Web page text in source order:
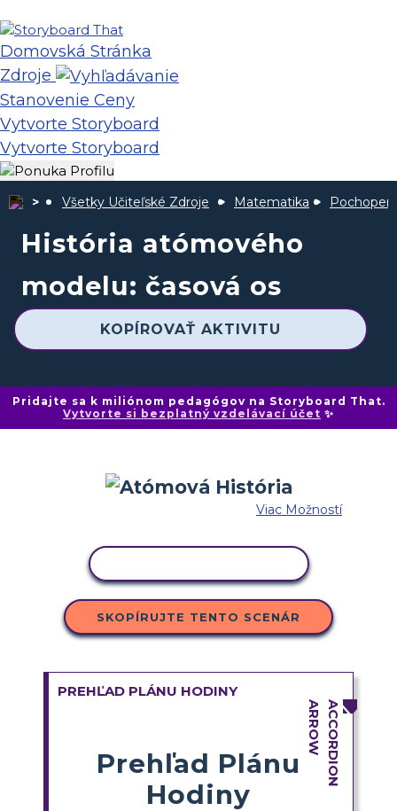
Domovská Stránka
Zdroje
Stanovenie Ceny
Vytvorte Storyboard
Vytvorte Storyboard
Všetky Učiteľské Zdroje Matematika
História atómového
modelu: časová os
KOPÍROVAŤ AKTIVITU
Pridajte sa k miliónom pedagógov na Storyboard That.
Vytvorte si bezplatný vzdelávací účet ✨
Viac Možností
SKOPÍRUJTE TENTO SCENÁR
PREHĽAD PLÁNU HODINY
Prehľad Plánu
Hodiny